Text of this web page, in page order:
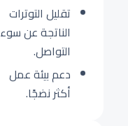
تقليل التوترات
الناتجة عن سوء
التواصل.
دعم بيئة عمل
أكثر نضجًا.